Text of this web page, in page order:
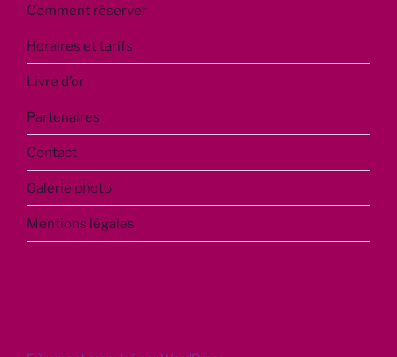
Comment réserver
Horaires et tarifs
Livre d’or
Partenaires
Contact
Galerie photo
Mentions légales